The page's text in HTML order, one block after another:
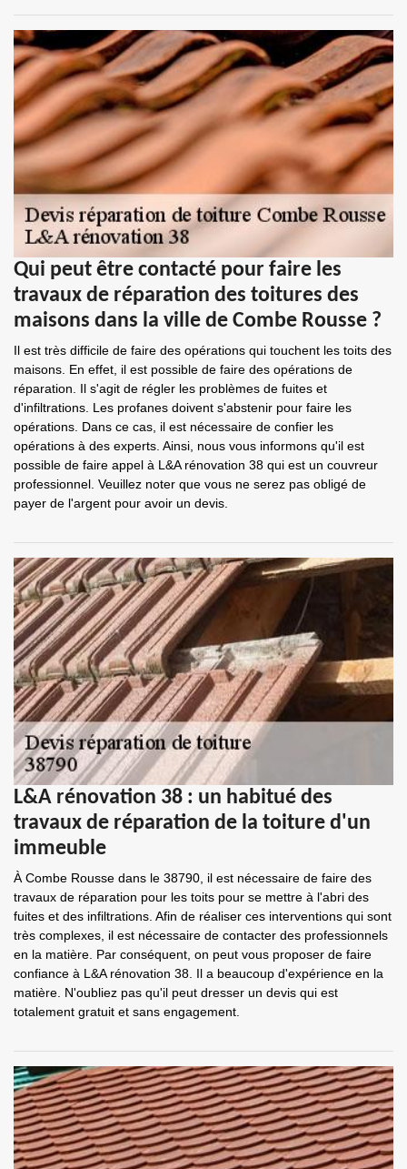
Qui peut être contacté pour faire les
travaux de réparation des toitures des
maisons dans la ville de Combe Rousse ?
Il est très difficile de faire des opérations qui touchent les toits des
maisons. En effet, il est possible de faire des opérations de
réparation. Il s'agit de régler les problèmes de fuites et
d'infiltrations. Les profanes doivent s'abstenir pour faire les
opérations. Dans ce cas, il est nécessaire de confier les
opérations à des experts. Ainsi, nous vous informons qu'il est
possible de faire appel à L&A rénovation 38 qui est un couvreur
professionnel. Veuillez noter que vous ne serez pas obligé de
payer de l'argent pour avoir un devis.
L&A rénovation 38 : un habitué des
travaux de réparation de la toiture d'un
immeuble
À Combe Rousse dans le 38790, il est nécessaire de faire des
travaux de réparation pour les toits pour se mettre à l'abri des
fuites et des infiltrations. Afin de réaliser ces interventions qui sont
très complexes, il est nécessaire de contacter des professionnels
en la matière. Par conséquent, on peut vous proposer de faire
confiance à L&A rénovation 38. Il a beaucoup d'expérience en la
matière. N'oubliez pas qu'il peut dresser un devis qui est
totalement gratuit et sans engagement.